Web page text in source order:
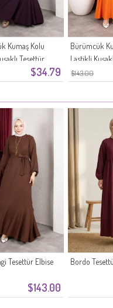
$34.79
Kumaş Kolu
Tesettür
07 Mürdüm
$143.00
Bürümcük
Lastikli
Elbise 0911-
$143.00
Tesettür Elbise Bordo